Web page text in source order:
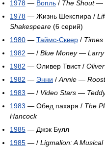
1978 — Вопль / The Shout—
1978 — Жизнь Шекспира /
Shakespeare (6 серий)
1980 — Таймс-Сквер / Times
1982 — / Blue Money—
1982 — Оливер Твист /
1982 — Энни / Annie —
1983 — / Video Stars —
1983 — Обед пахаря / The
Hancock
1985 — Джэк Булл
1985 — / Ligmalion: A